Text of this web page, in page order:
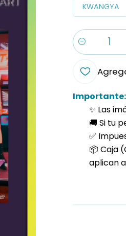
KWANGYA
Cantidad
Importante:
✨ Las
🚚 Si tu
✅
📦 Caja
aplican